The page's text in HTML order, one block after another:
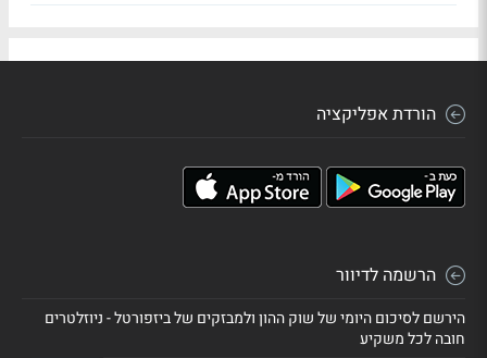
הורדת אפליקציה
הרשמה לדיוור
הירשם לסיכום היומי של שוק ההון ולמבזקים של ביזפורטל - ניוזלטרים
חובה לכל משקיע